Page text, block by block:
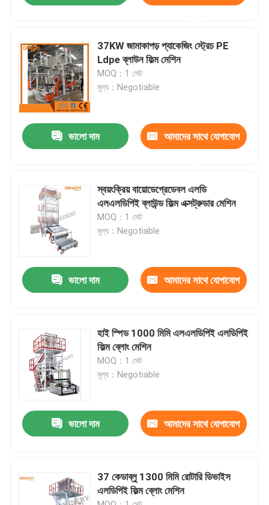
আমাদের সম্পর্কে
পরিচিতি
পণ্য
এইচডিপিই ব্লোন ফিল্ম মেশিন
LDPE ব্লোন ফিল্ম মেশিন
PE ফিল্ম ব্লোয়িং মেশিন
মাল্টিলেয়ার ব্লোন ফিল্ম মেশিন
37KW জামাকাপড় প্যাকেজিং স্ট্রেচ PE
Ldpe ব্লাউন ফিল্ম মেশিন
MOQ：1 সেট
মূল্য：Negotiable
ভালো দাম আমাদের সাথে যোগাযোগ
স্বয়ংক্রিয় বায়োডেগ্রেডেবল এলডি
এলএলডিপিই ব্লাউন্ড ফিল্ম এক্সট্রুডার মেশিন
MOQ：1 সেট
মূল্য：Negotiable
ভালো দাম আমাদের সাথে যোগাযোগ
হাই স্পিড 1000 মিমি এলএলডিপিই এলডিপিই
ফিল্ম ব্লোং মেশিন
MOQ：1 সেট
মূল্য：Negotiable
ভালো দাম আমাদের সাথে যোগাযোগ
37 কেডাব্লু 1300 মিমি রোটারি ডিভাইস
এলডিপিই ফিল্ম ব্লোং মেশিন